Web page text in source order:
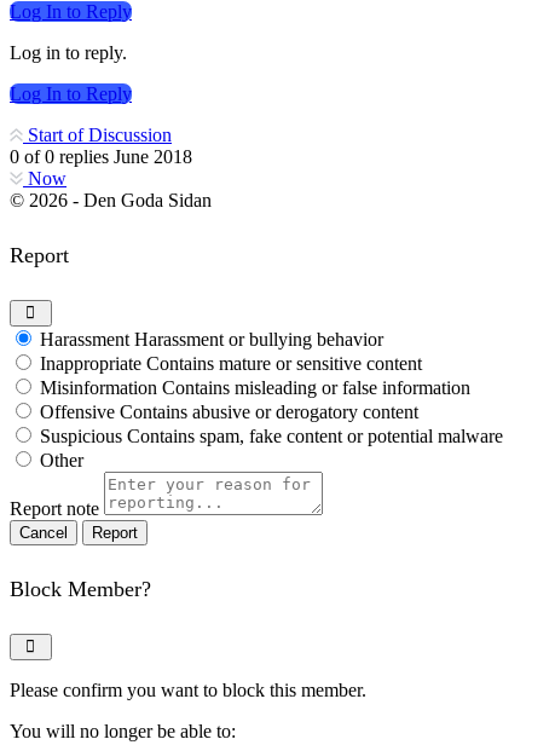
Log In to Reply
Log in to reply.
Log In to Reply
Start of Discussion
0 of0 replies June 2018
Now
© 2026 - Den Goda Sidan
Report
Harassment Harassment or bullying behavior
Inappropriate Contains mature or sensitive content
Misinformation Contains misleading or false information
Offensive Contains abusive or derogatory content
Suspicious Contains spam, fake content or potential malware
Other
Report note
Report
Block Member?
Please confirm you want to block this member.
You will no longer be able to: